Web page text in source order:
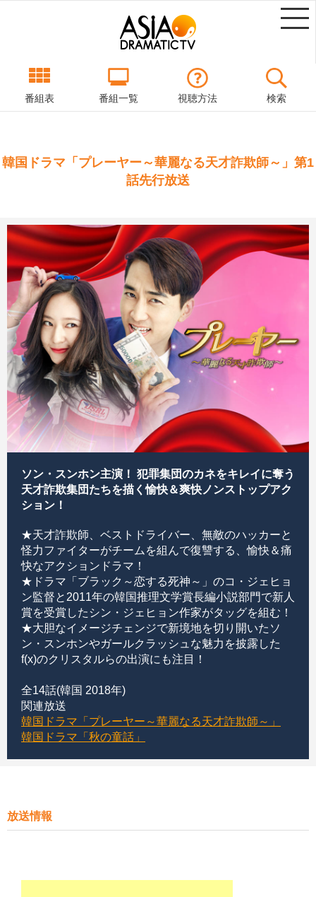
番組表 番組一覧 視聴方法 検索
韓国ドラマ「プレーヤー～華麗なる天才詐欺師～」第1
話先行放送
ソン・スンホン主演！ 犯罪集団のカネをキレイに奪う
天才詐欺集団たちを描く愉快＆爽快ノンストップアク
ション！
★天才詐欺師、ベストドライバー、無敵のハッカーと
怪力ファイターがチームを組んで復讐する、愉快＆痛
快なアクションドラマ！
★ドラマ「ブラック～恋する死神～」のコ・ジェヒョ
ン監督と2011年の韓国推理文学賞長編小説部門で新人
賞を受賞したシン・ジェヒョン作家がタッグを組む！
★大胆なイメージチェンジで新境地を切り開いたソ
ン・スンホンやガールクラッシュな魅力を披露した
f(x)のクリスタルらの出演にも注目！
全14話(韓国 2018年)
関連放送
韓国ドラマ「プレーヤー～華麗なる天才詐欺師～」
韓国ドラマ「秋の童話」
放送情報